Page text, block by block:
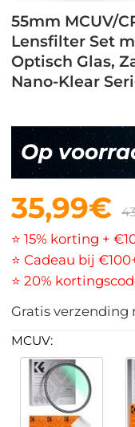
55mm MCUV/
Lensfilter Set
Optisch Glas,
Nano-Klear
Op
35,99€
⭐ 15% korting +
⭐ Cadeau bij
⭐ 20%
Gratis verzending
MCUV: